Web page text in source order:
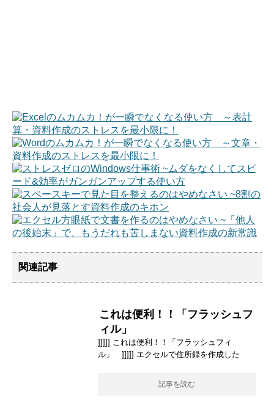
関連記事
これは便利！！「フラッシュフ
ィル」
]]]]] これは便利！！「フラッシュフィ
ル」 ]]]]] エクセルで住所録を作成した
記事を読む